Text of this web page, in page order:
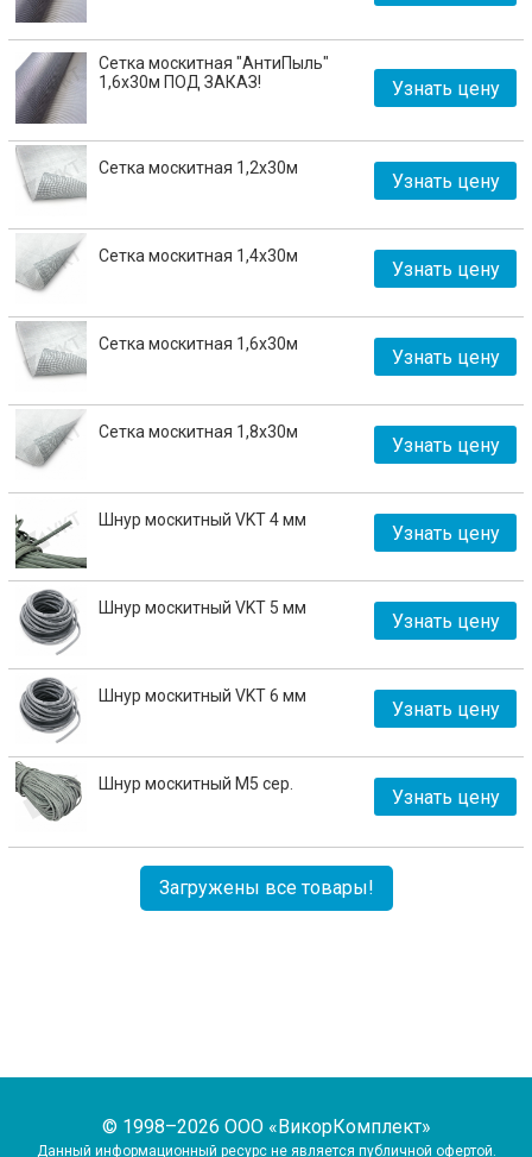
Сетка москитная "АнтиПыль"
1,6х30м ПОД ЗАКАЗ!
Узнать цену
Сетка москитная 1,2х30м
Узнать цену
Сетка москитная 1,4х30м
Узнать цену
Сетка москитная 1,6х30м
Узнать цену
Сетка москитная 1,8х30м
Узнать цену
Шнур москитный VKT 4 мм
Узнать цену
Шнур москитный VKT 5 мм
Узнать цену
Шнур москитный VKT 6 мм
Узнать цену
Шнур москитный М5 сер.
Узнать цену
Загружены все товары!
© 1998–2026 ООО «ВикорКомплект»
Данный информационный ресурс не является публичной офертой.